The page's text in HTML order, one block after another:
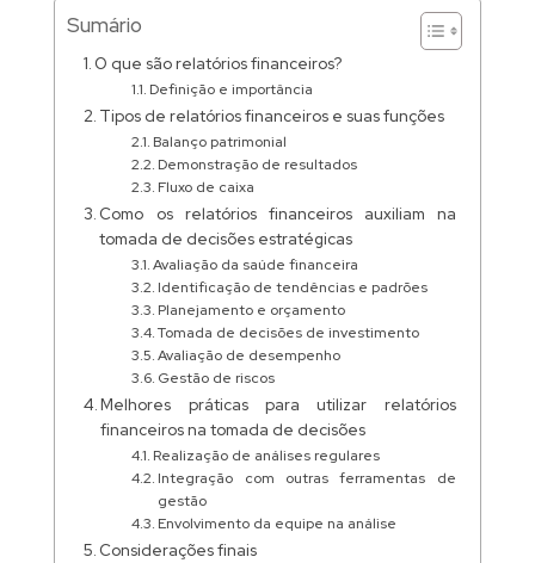
Sumário
O que são relatórios financeiros?
Definição e importância
Tipos de relatórios financeiros e suas funções
Balanço patrimonial
Demonstração de resultados
Fluxo de caixa
Como os relatórios financeiros auxiliam na
tomada de decisões estratégicas
Avaliação da saúde financeira
Identificação de tendências e padrões
Planejamento e orçamento
Tomada de decisões de investimento
Avaliação de desempenho
Gestão de riscos
Melhores práticas para utilizar relatórios
financeiros na tomada de decisões
Realização de análises regulares
Integração com outras ferramentas de
gestão
Envolvimento da equipe na análise
Considerações finais